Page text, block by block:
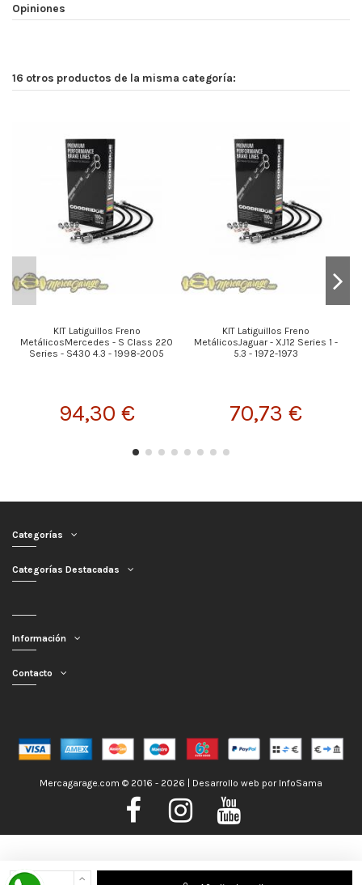
Nos encontramos de Vacaciones, no obstante los pedidos hechos se
Opiniones
16 otros productos de la misma categoría:
KIT Latiguillos Freno
MetálicosMercedes - S Class 220
Series - S430 4.3 - 1998-2005
94,30 €
KIT Latiguillos Freno
MetálicosJaguar - XJ12 Series 1 -
5.3 - 1972-1973
70,73 €
Categorías
Categorías Destacadas
Información
Contacto
Mercagarage.com © 2016 - 2026 | Desarrollo web por InfoSama